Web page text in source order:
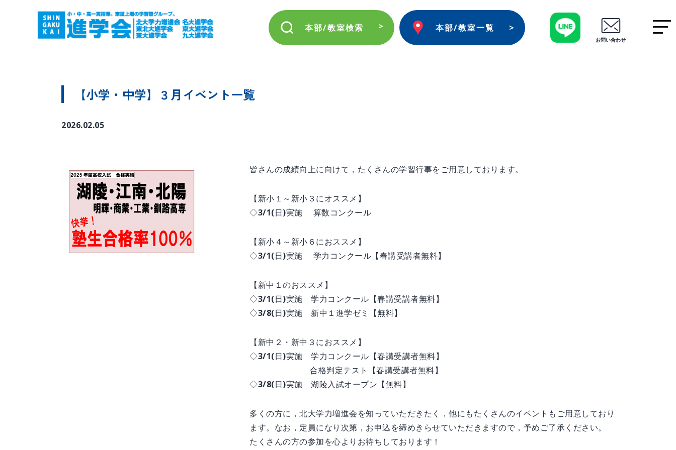
本部/教室検索 本部/教室一覧
お問い合わせ
【小学・中学】３月イベント一覧
2026.02.05
皆さんの成績向上に向けて，たくさんの学習行事をご用意しております。
【新小１～新小３にオススメ】
◇3/1(日)実施 算数コンクール
【新小４～新小６におススメ】
◇3/1(日)実施 学力コンクール【春講受講者無料】
【新中１のおススメ】
◇3/1(日)実施 学力コンクール【春講受講者無料】
◇3/8(日)実施 新中１進学ゼミ【無料】
【新中２・新中３におススメ】
◇3/1(日)実施 学力コンクール【春講受講者無料】
合格判定テスト【春講受講者無料】
◇3/8(日)実施 湖陵入試オープン【無料】
多くの方に，北大学力増進会を知っていただきたく，他にもたくさんのイベントもご用意しており
ます。なお，定員になり次第，お申込を締めきらせていただきますので，予めご了承ください。
たくさんの方の参加を心よりお待ちしております！